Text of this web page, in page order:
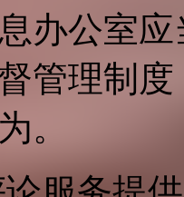
办公室
管理制
。